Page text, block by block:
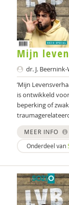
Imke
Trudy van
Anousjka
Linda
Gert Jan
Jannemiek
Jesse
Marije
Ingrid van
Mijn
dr. J.
’Mijn
is ontwikkeld
beperking of
MEER INFO
Onderdeel van